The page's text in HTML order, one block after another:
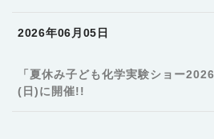
2026年06月05日
「夏休み子ども化学実験ショー
(日)に開催!!